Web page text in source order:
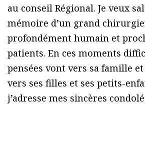
au conseil Régional. Je veux
mémoire d’un grand
profondément humain et
patients. En ces moments
pensées vont vers sa famille
vers ses filles et ses petits-
j’adresse mes sincères